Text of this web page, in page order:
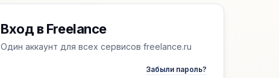
Вход в Freelance
Один аккаунт для всех сервисов freelance.ru
Забыли пароль?